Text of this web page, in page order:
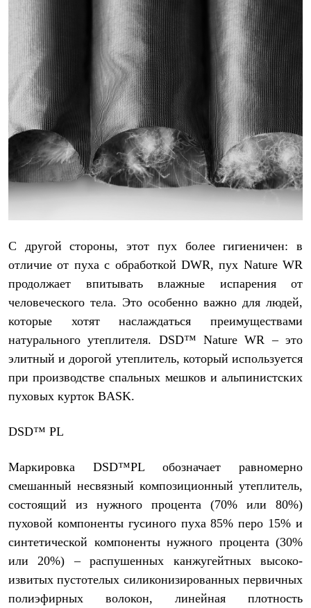
С другой стороны, этот пух более гигиеничен: в
отличие от пуха с обработкой DWR, пух Nature WR
продолжает впитывать влажные испарения от
человеческого тела. Это особенно важно для людей,
которые хотят наслаждаться преимуществами
натурального утеплителя. DSD™ Nature WR – это
элитный и дорогой утеплитель, который используется
при производстве спальных мешков и альпинистских
пуховых курток BASK.
DSD™ PL
Маркировка DSD™PL обозначает равномерно
смешанный несвязный композиционный утеплитель,
состоящий из нужного процента (70% или 80%)
пуховой компоненты гусиного пуха 85% перо 15% и
синтетической компоненты нужного процента (30%
или 20%) – распушенных канжугейтных высоко-
извитых пустотелых силиконизированных первичных
полиэфирных волокон, линейная плотность